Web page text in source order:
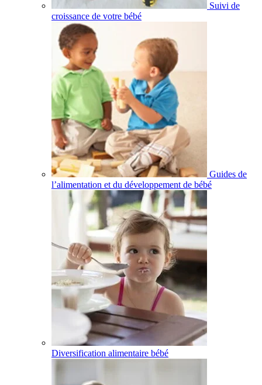
Suivi de
croissance de votre bébé
Guides de
l’alimentation et du développement de bébé
Diversification alimentaire bébé